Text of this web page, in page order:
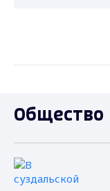
Общество